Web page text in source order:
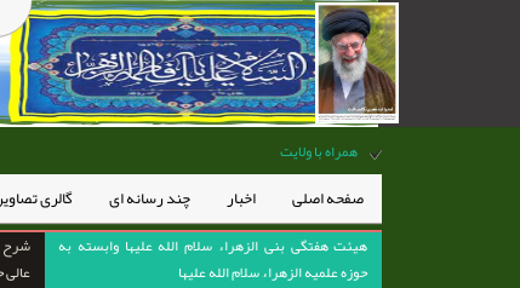
همراه با ولایت
صفحه اصلی اخبار چند رسانه ای گالری
هیئت هفتگی بنی الزهراء سلام الله علیها وابسته به
حوزه علمیه الزهراء سلام الله علیها
شرح
عالی